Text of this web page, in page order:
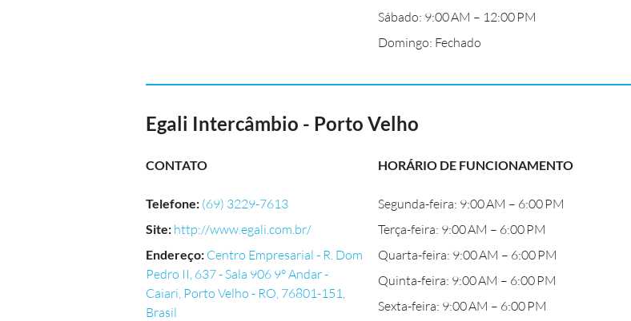
Sábado: 9:00 AM – 12:00 PM
Domingo: Fechado
Egali Intercâmbio - Porto Velho
CONTATO
Telefone: (69) 3229-7613
Site: http://www.egali.com.br/
Endereço: Centro Empresarial - R. Dom
Pedro II, 637 - Sala 906 9° Andar -
Caiari, Porto Velho - RO, 76801-151,
Brasil
HORÁRIO DE FUNCIONAMENTO
Segunda-feira: 9:00 AM – 6:00 PM
Terça-feira: 9:00 AM – 6:00 PM
Quarta-feira: 9:00 AM – 6:00 PM
Quinta-feira: 9:00 AM – 6:00 PM
Sexta-feira: 9:00 AM – 6:00 PM